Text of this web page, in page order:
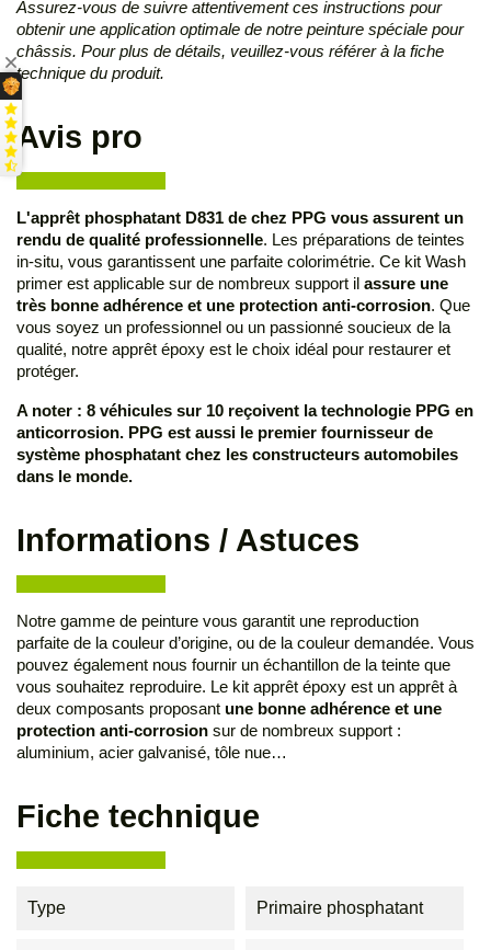
Assurez-vous de suivre attentivement ces instructions pour
obtenir une application optimale de notre peinture spéciale pour
châssis. Pour plus de détails, veuillez-vous référer à la fiche
technique du produit.
Avis pro
L'apprêt phosphatant D831 de chez PPG vous assurent un
rendu de qualité professionnelle. Les préparations de teintes
in-situ, vous garantissent une parfaite colorimétrie. Ce kit Wash
primer est applicable sur de nombreux support il assure une
très bonne adhérence et une protection anti-corrosion. Que
vous soyez un professionnel ou un passionné soucieux de la
qualité, notre apprêt époxy est le choix idéal pour restaurer et
protéger.
A noter : 8 véhicules sur 10 reçoivent la technologie PPG en
anticorrosion. PPG est aussi le premier fournisseur de
système phosphatant chez les constructeurs automobiles
dans le monde.
Informations / Astuces
Notre gamme de peinture vous garantit une reproduction
parfaite de la couleur d’origine, ou de la couleur demandée. Vous
pouvez également nous fournir un échantillon de la teinte que
vous souhaitez reproduire. Le kit apprêt époxy est un apprêt à
deux composants proposant une bonne adhérence et une
protection anti-corrosion sur de nombreux support :
aluminium, acier galvanisé, tôle nue…
Fiche technique
Type Primaire phosphatant